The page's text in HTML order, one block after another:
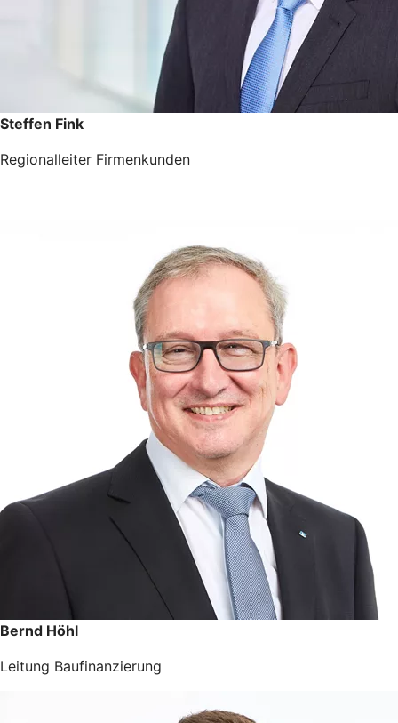
Steffen Fink
Regionalleiter Firmenkunden
Bernd Höhl
Leitung Baufinanzierung